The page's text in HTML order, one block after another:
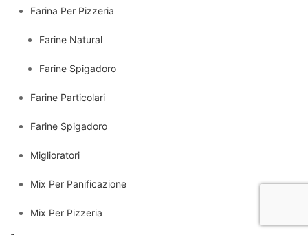
Farina Per Pizzeria
Farine Natural
Farine Spigadoro
Farine Particolari
Farine Spigadoro
Miglioratori
Mix Per Panificazione
Mix Per Pizzeria